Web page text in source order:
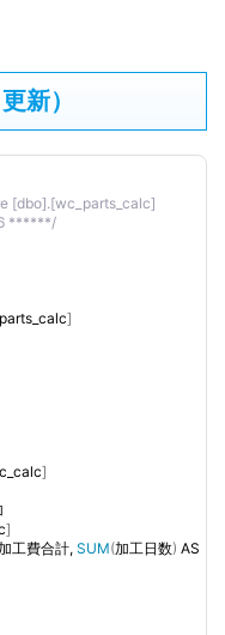
新）
[dbo].[wc_parts_calc]
******/
]
]
]
工費合計, SUM(加工日数) AS